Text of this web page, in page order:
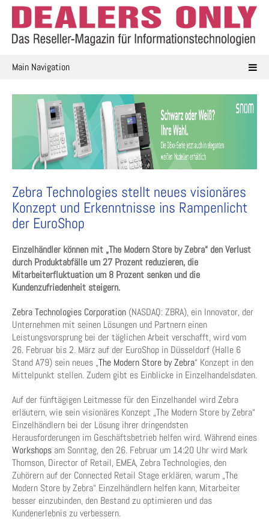
Skip
content
Main Navigation
Zebra Technologies stellt neues visionäres
Konzept und Erkenntnisse ins Rampenlicht
der EuroShop
Einzelhändler können mit „The Modern Store by Zebra“ den Verlust
durch Produktabfälle um 27 Prozent reduzieren, die
Mitarbeiterfluktuation um 8 Prozent senken und die
Kundenzufriedenheit steigern.
Zebra Technologies Corporation (NASDAQ: ZBRA), ein Innovator, der
Unternehmen mit seinen Lösungen und Partnern einen
Leistungsvorsprung bei der täglichen Arbeit verschafft, wird vom
26. Februar bis 2. März auf der EuroShop in Düsseldorf (Halle 6
Stand A79) sein neues „The Modern Store by Zebra“ Konzept in den
Mittelpunkt stellen. Zudem gibt es Einblicke in Einzelhandelsdaten.
Auf der fünftägigen Leitmesse für den Einzelhandel wird Zebra
erläutern, wie sein visionäres Konzept „The Modern Store by Zebra“
Einzelhändlern bei der Lösung ihrer dringendsten
Herausforderungen im Geschäftsbetrieb helfen wird. Während eines
Workshops am Sonntag, den 26. Februar um 14:20 Uhr wird Mark
Thomson, Director of Retail, EMEA, Zebra Technologies, den
Zuhörern auf der Connected Retail Stage erklären, warum „The
Modern Store by Zebra“ Einzelhändlern helfen kann, Mitarbeiter
besser einzubinden, den Bestand zu optimieren und das
Kundenerlebnis zu verbessern.